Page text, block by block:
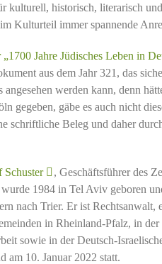
historisch, literarisch
Kulturteil immer spannende
„1700 Jahre Jüdisches Leben in
aus dem Jahr 321, das
werden kann, denn
gegeben, gäbe es auch nicht
schriftliche Beleg und daher
Schuster
, Geschäftsführer des
1984 in Tel Aviv geboren
nach Trier. Er ist Rechtsanwalt,
in Rheinland-Pfalz, in
sowie in der Deutsch-
am 10. Januar 2022 statt.